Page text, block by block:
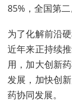
85%，全国第二
为了化解前沿
近年来正持续
用，加大创新
发展，加快创
药协同发展。